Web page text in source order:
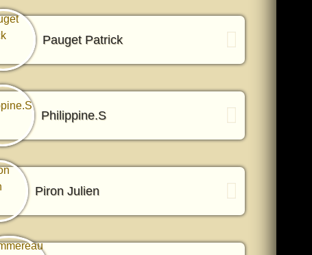
Pauget Patrick
Philippine.S
Piron Julien